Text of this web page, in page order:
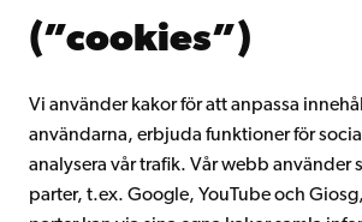
(”cookies”)
Vi använder kakor för att anpassa
användarna, erbjuda funktioner för
analysera vår trafik. Vår webb använder
parter, t.ex. Google, YouTube och
Intranätet
Facebook InstagramYouTube LinkedIn Blog Snapchat